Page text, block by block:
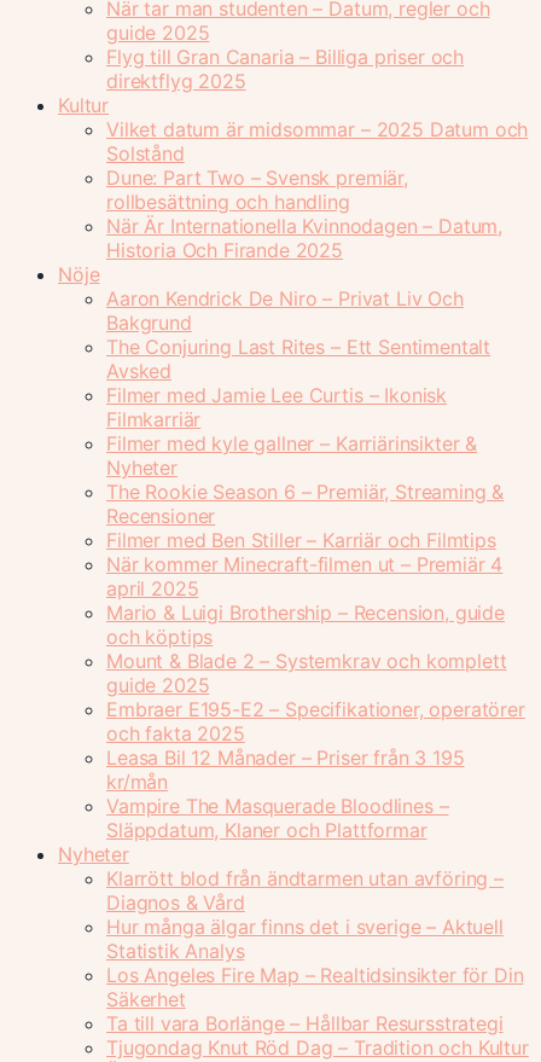
När tar man studenten – Datum, regler och
guide 2025
Flyg till Gran Canaria – Billiga priser och
direktflyg 2025
Kultur
Vilket datum är midsommar – 2025 Datum och
Solstånd
Dune: Part Two – Svensk premiär,
rollbesättning och handling
När Är Internationella Kvinnodagen – Datum,
Historia Och Firande 2025
Nöje
Aaron Kendrick De Niro – Privat Liv Och
Bakgrund
The Conjuring Last Rites – Ett Sentimentalt
Avsked
Filmer med Jamie Lee Curtis – Ikonisk
Filmkarriär
Filmer med kyle gallner – Karriärinsikter &
Nyheter
The Rookie Season 6 – Premiär, Streaming &
Recensioner
Filmer med Ben Stiller – Karriär och Filmtips
När kommer Minecraft-filmen ut – Premiär 4
april 2025
Mario & Luigi Brothership – Recension, guide
och köptips
Mount & Blade 2 – Systemkrav och komplett
guide 2025
Embraer E195-E2 – Specifikationer, operatörer
och fakta 2025
Leasa Bil 12 Månader – Priser från 3 195
kr/mån
Vampire The Masquerade Bloodlines –
Släppdatum, Klaner och Plattformar
Nyheter
Klarrött blod från ändtarmen utan avföring –
Diagnos & Vård
Hur många älgar finns det i sverige – Aktuell
Statistik Analys
Los Angeles Fire Map – Realtidsinsikter för Din
Säkerhet
Ta till vara Borlänge – Hållbar Resursstrategi
Tjugondag Knut Röd Dag – Tradition och Kultur